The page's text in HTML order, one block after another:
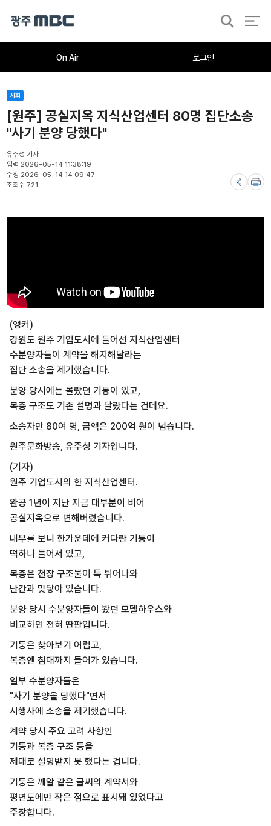
On Air 로그인
검
오늘의뉴스뉴스데스크 취재가시작되자
사회
[원주] 공실지옥 지식산업센터 80명 집단소송
"사기 분양 당했다"
유주성 기자
입력 2026-05-14 11:38:19
수정 2026-05-14 14:09:47
조회수 721
(앵커)
강원도 원주 기업도시에 들어선 지식산업센터
수분양자들이 계약을 해지해달라는
집단 소송을 제기했습니다.
분양 당시에는 몰랐던 기둥이 있고,
복층 구조도 기존 설명과 달랐다는 건데요.
소송자만 80여 명, 금액은 200억 원이 넘습니다.
원주문화방송, 유주성 기자입니다.
(기자)
원주 기업도시의 한 지식산업센터.
완공 1년이 지난 지금 대부분이 비어
공실지옥으로 변해버렸습니다.
내부를 보니 한가운데에 커다란 기둥이
떡하니 들어서 있고,
복층은 천장 구조물이 툭 튀어나와
난간과 맞닿아 있습니다.
분양 당시 수분양자들이 봤던 모델하우스와
비교하면 전혀 딴판입니다.
기둥은 찾아보기 어렵고,
복층엔 침대까지 들어가 있습니다.
일부 수분양자들은
"사기 분양을 당했다"면서
시행사에 소송을 제기했습니다.
계약 당시 주요 고려 사항인
기둥과 복층 구조 등을
제대로 설명받지 못 했다는 겁니다.
기둥은 깨알 같은 글씨의 계약서와
평면도에만 작은 점으로 표시돼 있었다고
주장합니다.